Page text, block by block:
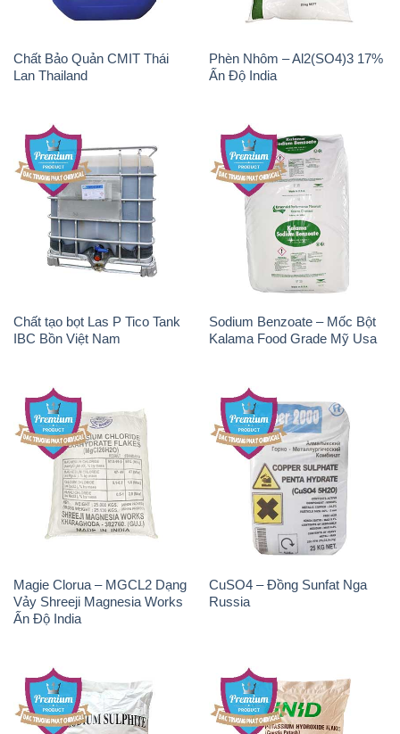
Chất Bảo Quản CMIT Thái
Lan Thailand
Phèn Nhôm – Al2(SO4)3 17%
Ấn Độ India
Chất tạo bọt Las P Tico Tank
IBC Bồn Việt Nam
Sodium Benzoate – Mốc Bột
Kalama Food Grade Mỹ Usa
Magie Clorua – MGCL2 Dạng
Vảy Shreeji Magnesia Works
Ấn Độ India
CuSO4 – Đồng Sunfat Nga
Russia